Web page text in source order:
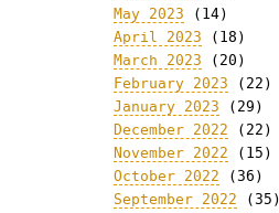
May 2023 (14)
April 2023 (18)
March 2023 (20)
February 2023 (22)
January 2023 (29)
December 2022 (22)
November 2022 (15)
October 2022 (36)
September 2022 (35)